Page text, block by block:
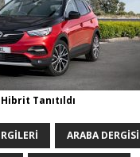
Tanıtıldı
ARABA DERGISI